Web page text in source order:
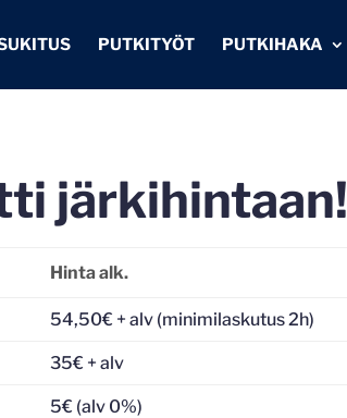
PUTKITYÖT PUTKIHAKA
järkihintaan!
Hinta alk.
54,50€ + alv (minimilaskutus 2h)
35€ + alv
5€ (alv 0%)